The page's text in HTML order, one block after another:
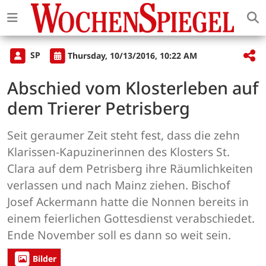
SP Thursday, 10/13/2016, 10:22 AM
Abschied vom Klosterleben auf
dem Trierer Petrisberg
Seit geraumer Zeit steht fest, dass die zehn
Klarissen-Kapuzinerinnen des Klosters St.
Clara auf dem Petrisberg ihre Räumlichkeiten
verlassen und nach Mainz ziehen. Bischof
Josef Ackermann hatte die Nonnen bereits in
einem feierlichen Gottesdienst verabschiedet.
Ende November soll es dann so weit sein.
Bilder